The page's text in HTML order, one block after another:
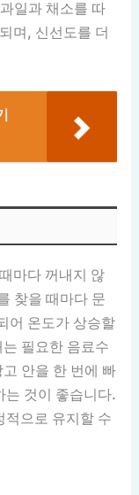
일과 채소를 따
며, 신선도를 더
마다 꺼내지 않
찾을 때마다 문
어 온도가 상승할
필요한 음료수
안을 한 번에 빠
는 것이 좋습니다.
적으로 유지할 수